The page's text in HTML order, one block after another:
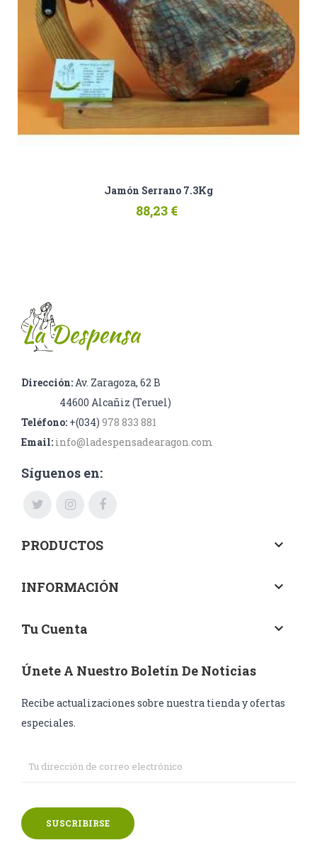
Jamón Serrano 7.3Kg
88,23 €
Dirección: Av. Zaragoza, 62 B
44600 Alcañiz (Teruel)
Teléfono: +(034) 978 833 881
Email: info@ladespensadearagon.com
Síguenos en:
PRODUCTOS keyboard_arrow_down
INFORMACIÓN keyboard_arrow_down
Tu Cuenta keyboard_arrow_down
Únete A Nuestro Boletín De Noticias
Recibe actualizaciones sobre nuestra tienda y ofertas
especiales.
SUSCRIBIRSE